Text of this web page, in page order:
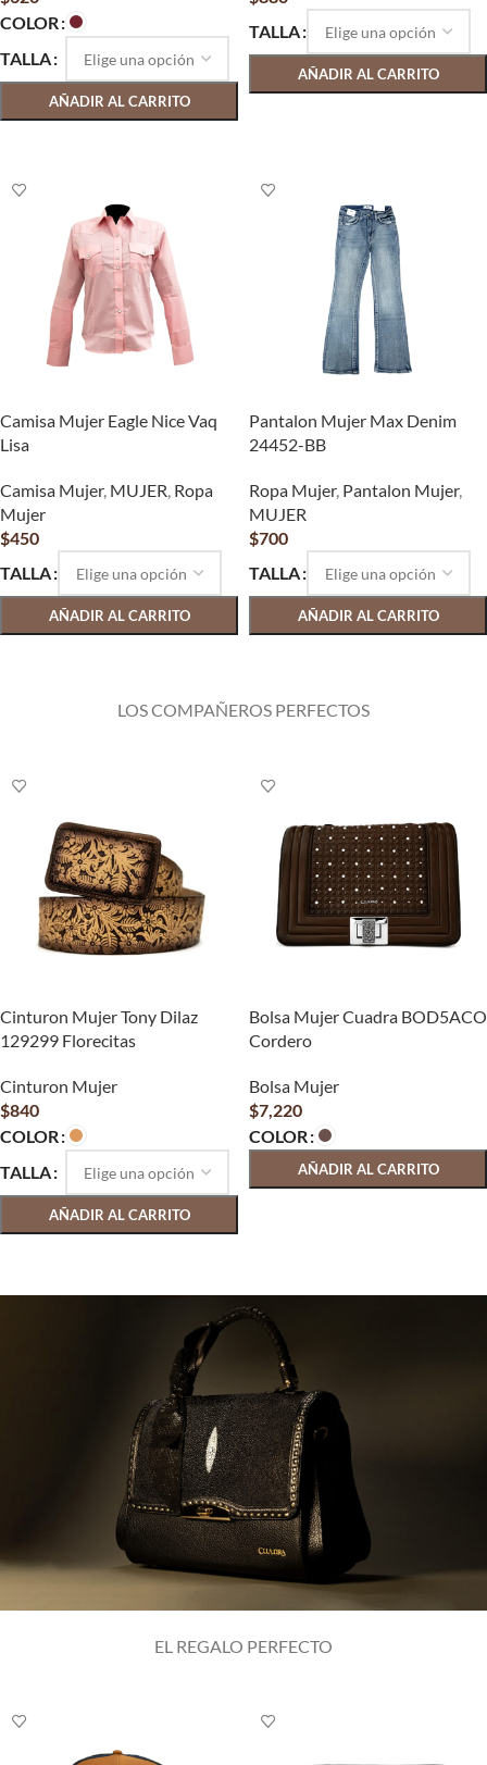
COLOR
TALLA
AÑADIR AL CARRITO
TALLA
AÑADIR AL CARRITO
Camisa Mujer Eagle Nice Vaq
Lisa
Camisa Mujer, MUJER, Ropa
Mujer
$450
TALLA
AÑADIR AL CARRITO
Pantalon Mujer Max Denim
24452-BB
Ropa Mujer, Pantalon Mujer,
MUJER
$700
TALLA
AÑADIR AL CARRITO
LOS COMPAÑEROS PERFECTOS
Cinturon Mujer Tony Dilaz
129299 Florecitas
Cinturon Mujer
$840
COLOR
TALLA
AÑADIR AL CARRITO
Bolsa Mujer Cuadra BOD5ACO
Cordero
Bolsa Mujer
$7,220
COLOR
AÑADIR AL CARRITO
EL REGALO PERFECTO